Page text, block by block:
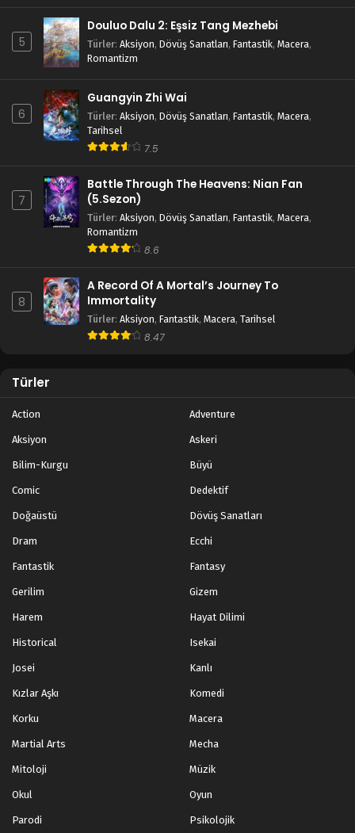
Legend of Xianwu 6.Bölüm
Blm 6 - Nisan 17, 2023
Legend of Xianwu 5.Bölüm
Blm 5 - Nisan 9, 2023
Legend of Xianwu 4.Bölüm
Legend of Xianwu 3.Bölüm
Legend of Xianwu 2.Bölüm
Blm 2 - Mart 20, 2023
Legend of Xianwu 1.Bölüm
5
Douluo Dalu 2: Eşsiz Tang Mezhebi
Türler: Aksiyon, Dövüş Sanatları, Fantastik, Macera,
Romantizm
6
Guangyin Zhi Wai
Türler: Aksiyon, Dövüş Sanatları, Fantastik, Macera,
Tarihsel
7.5
7
Battle Through The Heavens: Nian Fan
(5.Sezon)
Türler: Aksiyon, Dövüş Sanatları, Fantastik, Macera,
Romantizm
8.6
8
A Record Of A Mortal’s Journey To
Immortality
Türler: Aksiyon, Fantastik, Macera, Tarihsel
8.47
Türler
Action Adventure
Aksiyon Askeri
Bilim-Kurgu Büyü
Comic Dedektif
Doğaüstü Dövüş Sanatları
Dram Ecchi
Fantastik Fantasy
Gerilim Gizem
Harem Hayat Dilimi
Historical Isekai
Josei Kanlı
Kızlar Aşkı Komedi
Korku Macera
Martial Arts Mecha
Mitoloji Müzik
Okul Oyun
Parodi Psikolojik